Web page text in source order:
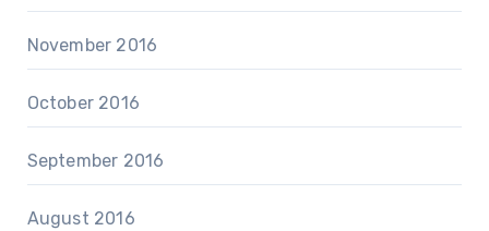
November 2016
October 2016
September 2016
August 2016